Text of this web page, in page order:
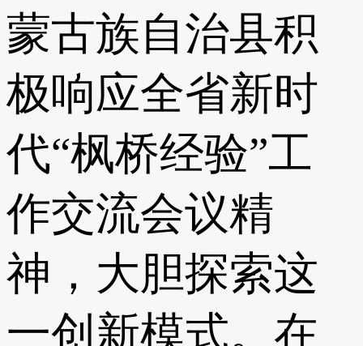
蒙古族自治县积
极响应全省新时
代“枫桥经验”工
作交流会议精
神，大胆探索这
一创新模式。在